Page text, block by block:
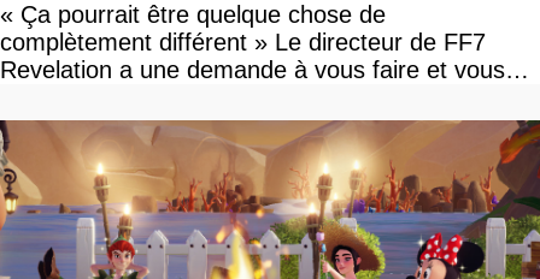
« Ça pourrait être quelque chose de
complètement différent » Le directeur de FF7
Revelation a une demande à vous faire et vous